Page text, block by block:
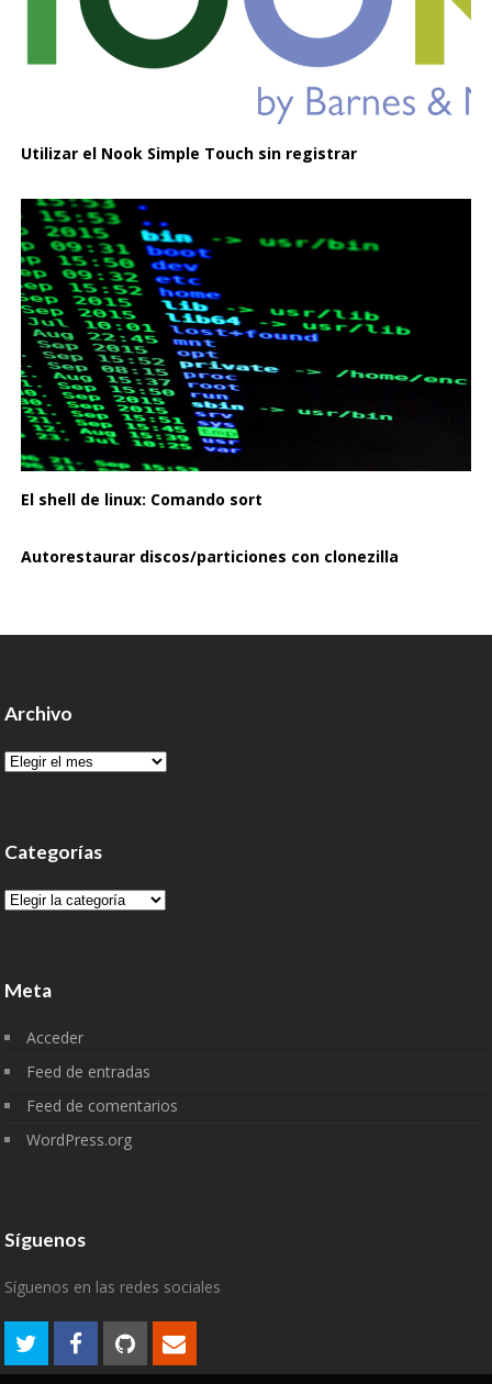
Utilizar el Nook Simple Touch sin registrar
El shell de linux: Comando sort
Autorestaurar discos/particiones con clonezilla
Archivo
Archivo
Categorías
Categorías
Meta
Acceder
Feed de entradas
Feed de comentarios
WordPress.org
Síguenos
Síguenos en las redes sociales